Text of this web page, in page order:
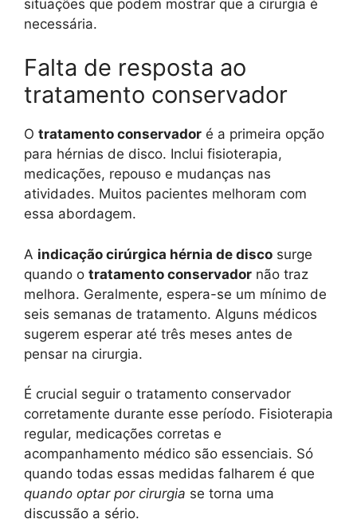
situações que podem mostrar que a cirurgia é
necessária.
Falta de resposta ao
tratamento conservador
O tratamento conservador é a primeira opção
para hérnias de disco. Inclui fisioterapia,
medicações, repouso e mudanças nas
atividades. Muitos pacientes melhoram com
essa abordagem.
A indicação cirúrgica hérnia de disco surge
quando o tratamento conservador não traz
melhora. Geralmente, espera-se um mínimo de
seis semanas de tratamento. Alguns médicos
sugerem esperar até três meses antes de
pensar na cirurgia.
É crucial seguir o tratamento conservador
corretamente durante esse período. Fisioterapia
regular, medicações corretas e
acompanhamento médico são essenciais. Só
quando todas essas medidas falharem é que
quando optar por cirurgia se torna uma
discussão a sério.